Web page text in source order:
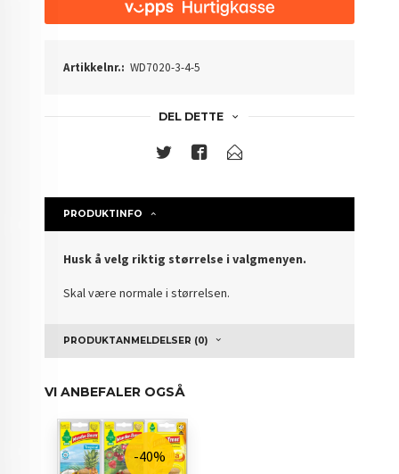
Artikkelnr.: WD7020-3-4-5
DEL DETTE
PRODUKTINFO
Husk å velg riktig størrelse i valgmenyen.
Skal være normale i størrelsen.
PRODUKTANMELDELSER (0)
VI ANBEFALER OGSÅ
-40%